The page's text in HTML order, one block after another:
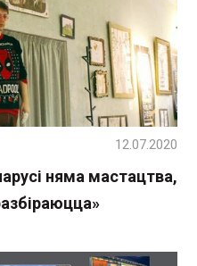
няма мастацтва,
12.07.2020